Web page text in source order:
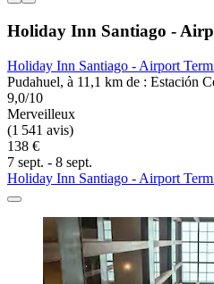
Holiday Inn Santiago -
Holiday Inn Santiago - Airport
Pudahuel, à 11,1 km de : Estación
9,0/10
Merveilleux
(1 541 avis)
138 €
7 sept. - 8 sept.
Holiday Inn Santiago - Airport